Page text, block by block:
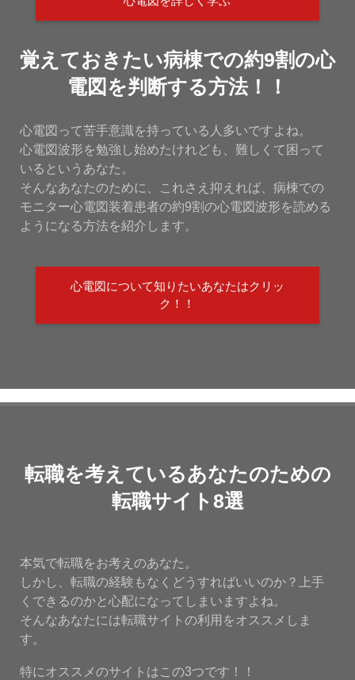
覚えておきたい病棟での約9割の心
電図を判断する方法！！
心電図って苦手意識を持っている人多いですよね。
心電図波形を勉強し始めたけれども、難しくて困って
いるというあなた。
そんなあなたのために、これさえ抑えれば、病棟での
モニター心電図装着患者の約9割の心電図波形を読める
ようになる方法を紹介します。
心電図について知りたいあなたはクリッ
ク！！
転職を考えているあなたのための
転職サイト8選
本気で転職をお考えのあなた。
しかし、転職の経験もなくどうすればいいのか？上手
くできるのかと心配になってしまいますよね。
そんなあなたには転職サイトの利用をオススメしま
す。
特にオススメのサイトはこの3つです！！